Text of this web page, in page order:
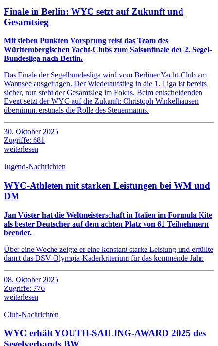
Finale in Berlin: WYC setzt auf Zukunft und
Gesamtsieg
Mit sieben Punkten Vorsprung reist das Team des
Württembergischen Yacht-Clubs zum Saisonfinale der 2. Segel-
Bundesliga nach Berlin.
Das Finale der Segelbundesliga wird vom Berliner Yacht-Club am
Wannsee ausgetragen. Der Wiederaufstieg in die 1. Liga ist bereits
sicher, nun steht der Gesamtsieg im Fokus. Beim entscheidenden
Event setzt der WYC auf die Zukunft: Christoph Winkelhausen
übernimmt erstmals die Rolle des Steuermanns.
30. Oktober 2025
Zugriffe: 681
weiterlesen
Jugend-Nachrichten
WYC-Athleten mit starken Leistungen bei WM und
DM
Jan Vöster hat die Weltmeisterschaft in Italien im Formula Kite
als bester Deutscher auf dem achten Platz von 61 Teilnehmern
beendet.
Über eine Woche zeigte er eine konstant starke Leistung und erfüllte
damit das DSV-Olympia-Kaderkriterium für das kommende Jahr.
08. Oktober 2025
Zugriffe: 776
weiterlesen
Club-Nachrichten
WYC erhält YOUTH-SAILING-AWARD 2025 des